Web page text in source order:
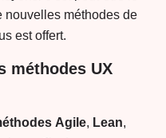
nouvelles méthodes de
est offert.
méthodes UX
Agile, Lean,